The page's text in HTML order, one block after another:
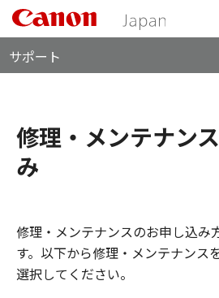
サポート
修理・メンテナン
み
修理・メンテナンスのお申し込み
す。以下から修理・メンテナンス
選択してください。